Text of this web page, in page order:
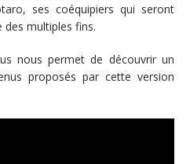
ses coéquipiers qui seront
des multiples fins.
nous permet de découvrir un
proposés par cette version